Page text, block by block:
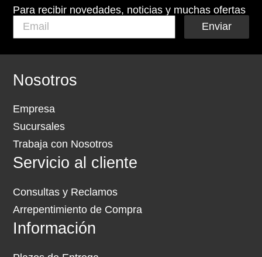
Para recibir novedades, noticias y muchas ofertas
Enviar
Nosotros
Empresa
Sucursales
Trabaja con Nosotros
Servicio al cliente
Consultas y Reclamos
Arrepentimiento de Compra
Información